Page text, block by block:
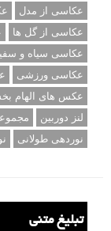
عکاسی از مدل
عکاسی از گل ها
عکاسی سیاه و
عکاسی ورزشی
عکس های الهام
لنز دوربین
نوردهی طولانی
تبلیغ متنی